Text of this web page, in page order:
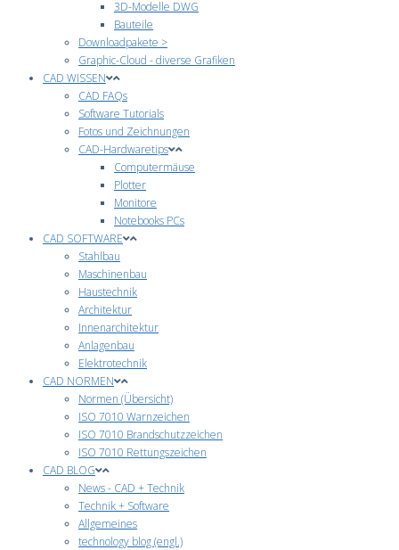
3D-Modelle DWG
Bauteile
Downloadpakete >
Graphic-Cloud - diverse Grafiken
CAD WISSEN
CAD FAQs
Software Tutorials
Fotos und Zeichnungen
CAD-Hardwaretips
Computermäuse
Plotter
Monitore
Notebooks PCs
CAD SOFTWARE
Stahlbau
Maschinenbau
Haustechnik
Architektur
Innenarchitektur
Anlagenbau
Elektrotechnik
CAD NORMEN
Normen (Übersicht)
ISO 7010 Warnzeichen
ISO 7010 Brandschutzzeichen
ISO 7010 Rettungszeichen
CAD BLOG
News - CAD + Technik
Technik + Software
Allgemeines
technology blog (engl.)